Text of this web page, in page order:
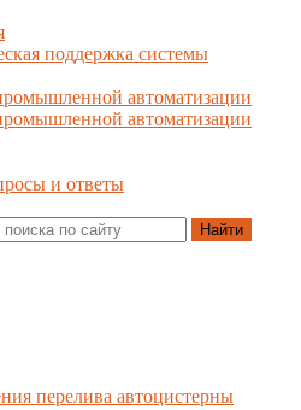
поддержка системы
автоматизации
автоматизации
и ответы
перелива автоцистерны